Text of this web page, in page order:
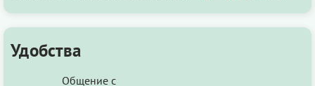
Удобства
Общение с